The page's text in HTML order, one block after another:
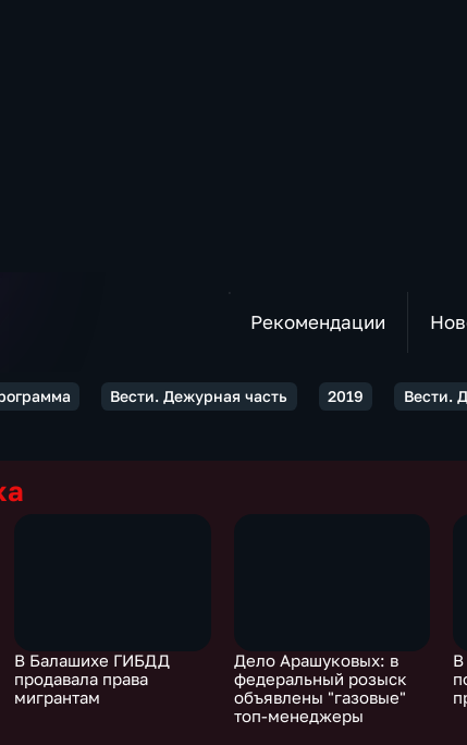
Рекомендации
Вести. Дежурная часть 2019 Вести.
В Балашихе ГИБДД
продавала права
мигрантам
Дело Арашуковых: в
федеральный розыск
объявлены "газовые"
топ-менеджеры
В